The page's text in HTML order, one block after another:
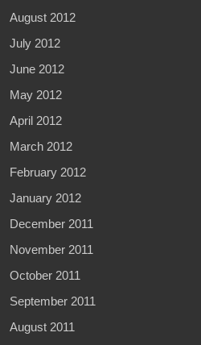
August 2012
July 2012
June 2012
May 2012
April 2012
March 2012
February 2012
January 2012
December 2011
November 2011
October 2011
September 2011
August 2011